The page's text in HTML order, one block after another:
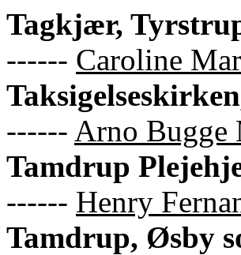
Tagkjær,
------ Caroline
------ Arno Bugge
Tamdrup
------ Henry
Tamdrup, Øsby